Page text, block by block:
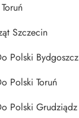
Szczecin
Polski Bydgoszcz
Polski Toruń
Polski Grudziądz